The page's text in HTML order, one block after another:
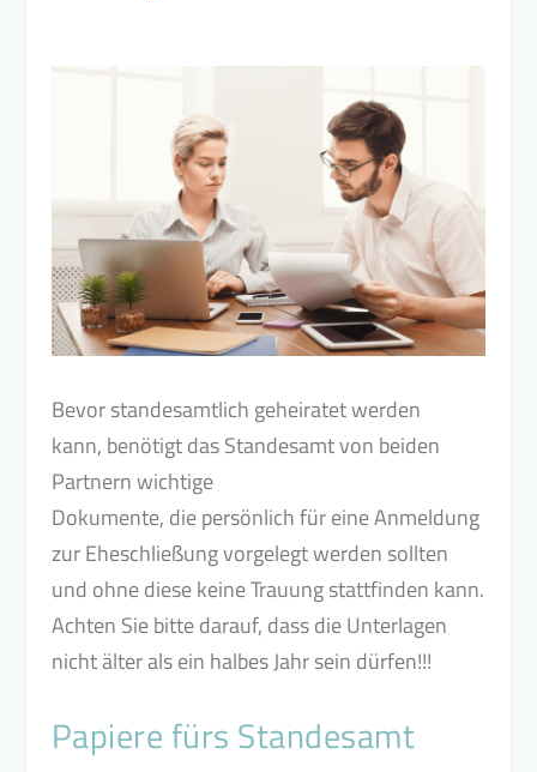
Bevor standesamtlich geheiratet werden
kann, benötigt das Standesamt von beiden
Partnern wichtige
Dokumente, die persönlich für eine Anmeldung
zur Eheschließung vorgelegt werden sollten
und ohne diese keine Trauung stattfinden kann.
Achten Sie bitte darauf, dass die Unterlagen
nicht älter als ein halbes Jahr sein dürfen!!!
Papiere fürs Standesamt